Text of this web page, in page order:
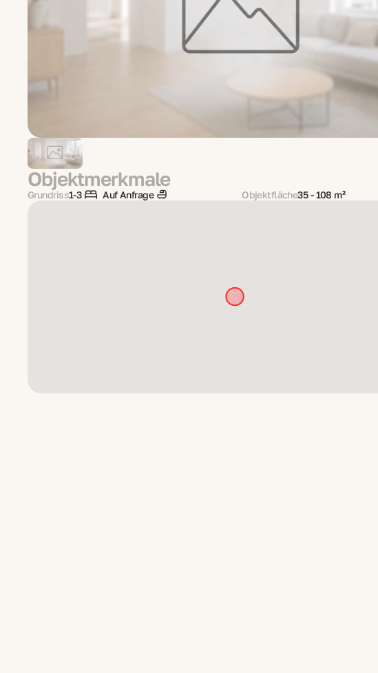
Objektmerkmale
Grundriss1-3 Auf Anfrage Objektfläche35 - 108 m²